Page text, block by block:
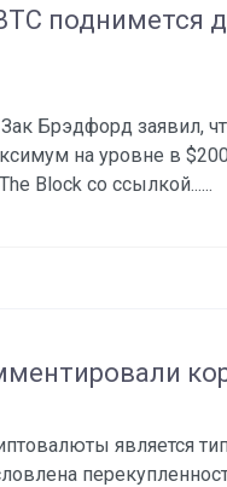
поднимется
Брэдфорд заявил,
на уровне в
Block со ссылкой......
является